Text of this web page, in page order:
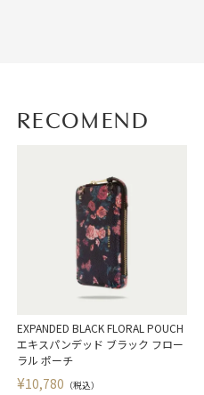
RECOMEND
EXPANDED BLACK FLORAL POUCH
エキスパンデッド ブラック フロー
ラル ポーチ
¥10,780 （税込）